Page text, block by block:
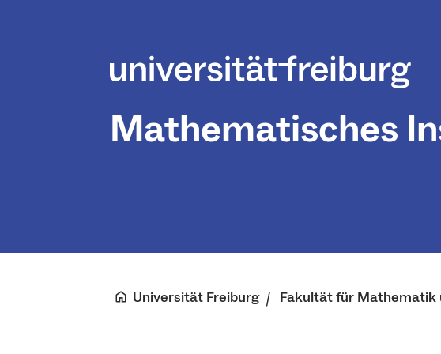
Mathematisches
Universität Freiburg Fakultät für Mathematik